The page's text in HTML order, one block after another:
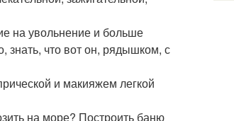
на увольнение и больше
знать, что вот он, рядышком, с
и макияжем легкой
на море? Построить баню